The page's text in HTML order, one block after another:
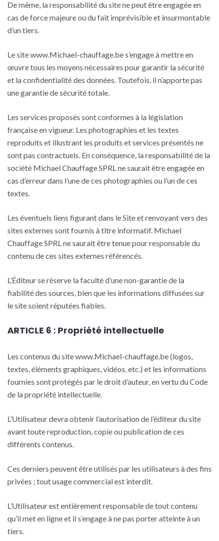
De même, la responsabilité du site ne peut être engagée en
cas de force majeure ou du fait imprévisible et insurmontable
d’un tiers.
Le site www.Michael-chauffage.be s’engage à mettre en
œuvre tous les moyens nécessaires pour garantir la sécurité
et la confidentialité des données. Toutefois, il n’apporte pas
une garantie de sécurité totale.
Les services proposés sont conformes à la législation
française en vigueur. Les photographies et les textes
reproduits et illustrant les produits et services présentés ne
sont pas contractuels. En conséquence, la responsabilité de la
société Michael Chauffage SPRL ne saurait être engagée en
cas d’erreur dans l’une de ces photographies ou l’un de ces
textes.
Les éventuels liens figurant dans le Site et renvoyant vers des
sites externes sont fournis à titre informatif. Michael
Chauffage SPRL ne saurait être tenue pour responsable du
contenu de ces sites externes référencés.
L’Éditeur se réserve la faculté d’une non-garantie de la
fiabilité des sources, bien que les informations diffusées sur
le site soient réputées fiables.
ARTICLE 6 : Propriété intellectuelle
Les contenus du site www.Michael-chauffage.be (logos,
textes, éléments graphiques, vidéos, etc.) et les informations
fournies sont protégés par le droit d’auteur, en vertu du Code
de la propriété intellectuelle.
L’Utilisateur devra obtenir l’autorisation de l’éditeur du site
avant toute reproduction, copie ou publication de ces
différents contenus.
Ces derniers peuvent être utilisés par les utilisateurs à des fins
privées ; tout usage commercial est interdit.
L’Utilisateur est entièrement responsable de tout contenu
qu’il met en ligne et il s’engage à ne pas porter atteinte à un
tiers.